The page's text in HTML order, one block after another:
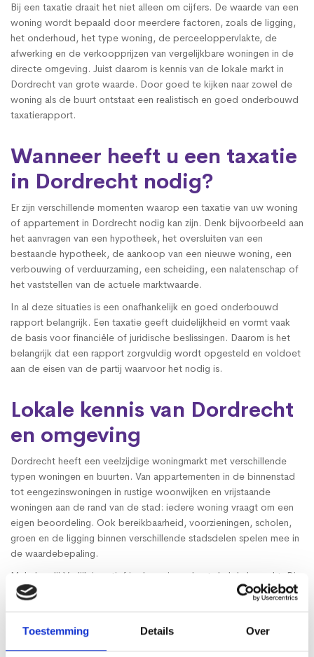
Toestemming Details Over
Bij een taxatie draait het niet alleen om cijfers. De waarde van een
woning wordt bepaald door meerdere factoren, zoals de ligging,
het onderhoud, het type woning, de perceeloppervlakte, de
afwerking en de verkoopprijzen van vergelijkbare woningen in de
directe omgeving. Juist daarom is kennis van de lokale markt in
Dordrecht van grote waarde. Door goed te kijken naar zowel de
woning als de buurt ontstaat een realistisch en goed onderbouwd
taxatierapport.
Wanneer heeft u een taxatie
in Dordrecht nodig?
Er zijn verschillende momenten waarop een taxatie van uw woning
of appartement in Dordrecht nodig kan zijn. Denk bijvoorbeeld aan
het aanvragen van een hypotheek, het oversluiten van een
bestaande hypotheek, de aankoop van een nieuwe woning, een
verbouwing of verduurzaming, een scheiding, een nalatenschap of
het vaststellen van de actuele marktwaarde.
In al deze situaties is een onafhankelijk en goed onderbouwd
rapport belangrijk. Een taxatie geeft duidelijkheid en vormt vaak
de basis voor financiële of juridische beslissingen. Daarom is het
belangrijk dat een rapport zorgvuldig wordt opgesteld en voldoet
aan de eisen van de partij waarvoor het nodig is.
Lokale kennis van Dordrecht
en omgeving
Dordrecht heeft een veelzijdige woningmarkt met verschillende
typen woningen en buurten. Van appartementen in de binnenstad
tot eengezinswoningen in rustige woonwijken en vrijstaande
woningen aan de rand van de stad: iedere woning vraagt om een
eigen beoordeling. Ook bereikbaarheid, voorzieningen, scholen,
groen en de ligging binnen verschillende stadsdelen spelen mee in
de waardebepaling.
Makelaardij Vrolijk is actief in de regio en kent de lokale markt. Die
regionale kennis helpt om woningen in Dordrecht goed te plaatsen